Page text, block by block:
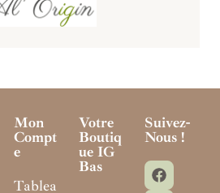
Mon
Compt
E
Tablea
Votre
Boutiq
Ue IG
Bas
Suivez-
Nous !